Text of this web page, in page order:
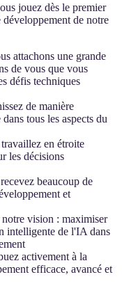
jouez dès le premier
de notre
attachons une grande
de vous que vous
défis techniques
de manière
tous les aspects du
en étroite
les décisions
beaucoup de
et
notre vision : maximiser
intelligente de l'IA dans
activement à la
efficace, avancé et